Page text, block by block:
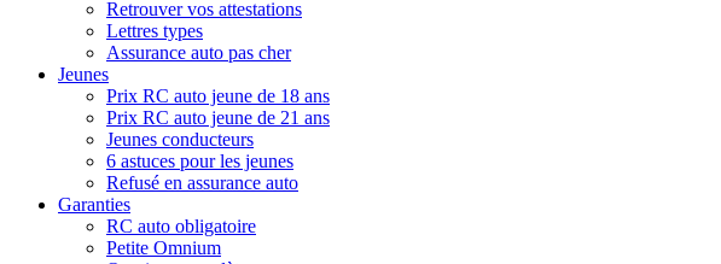
Retrouver vos attestations
Lettres types
Assurance auto pas cher
Jeunes
Prix RC auto jeune de 18 ans
Prix RC auto jeune de 21 ans
Jeunes conducteurs
6 astuces pour les jeunes
Refusé en assurance auto
Garanties
RC auto obligatoire
Petite Omnium